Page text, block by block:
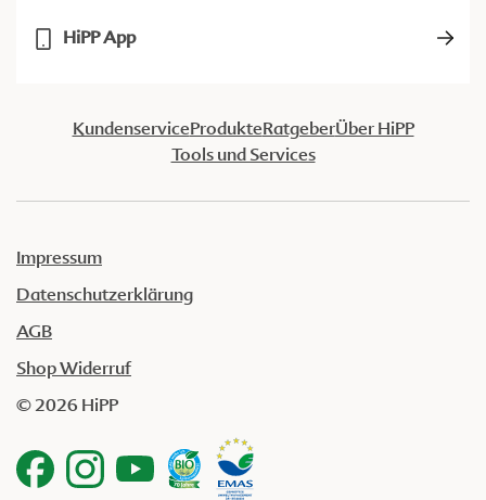
HiPP App
KundenserviceProdukteRatgeberÜber HiPP
Tools und Services
Impressum
Datenschutzerklärung
AGB
Shop Widerruf
© 2026 HiPP